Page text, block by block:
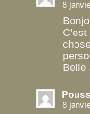
8
Belle
8